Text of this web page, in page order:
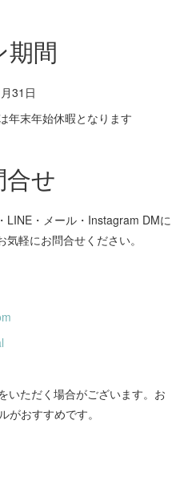
期間
31日
年末年始休暇となります
せ
LINE・メール・Instagram DMに
軽にお問合せください。
いただく場合がございます。お
がおすすめです。